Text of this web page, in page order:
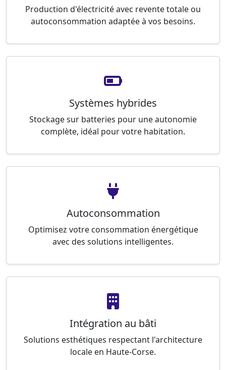
Production d'électricité avec revente totale ou
autoconsommation adaptée à vos besoins.
Systèmes hybrides
Stockage sur batteries pour une autonomie
complète, idéal pour votre habitation.
Autoconsommation
Optimisez votre consommation énergétique
avec des solutions intelligentes.
Intégration au bâti
Solutions esthétiques respectant l'architecture
locale en Haute-Corse.